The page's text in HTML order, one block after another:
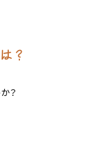
？
？